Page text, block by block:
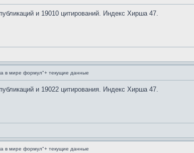
и 19010 цитирований. Индекс Хирша 47.
в мире формул"+ текущие данные
и 19022 цитирования. Индекс Хирша 47.
в мире формул"+ текущие данные